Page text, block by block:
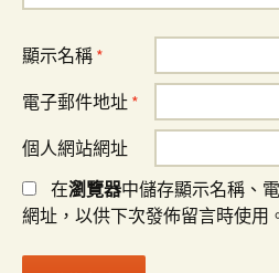
顯示名稱 *
電子郵件地址 *
個人網站網址
在瀏覽器中儲存顯示名稱、
網址，以供下次發佈留言時使用